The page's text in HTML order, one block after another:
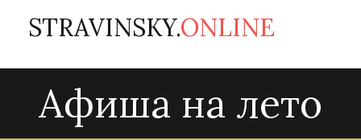
STRAVINSKY.ONLINE
Афиша на лето